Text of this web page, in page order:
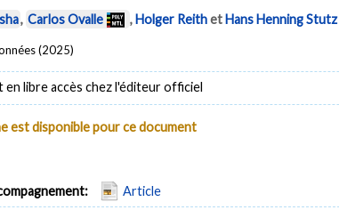
, Carlos Ovalle ,Holger ReithetHans Henning Stutz
(2025)
en libre accès chez l'éditeur officiel
est disponible pour ce document
Article